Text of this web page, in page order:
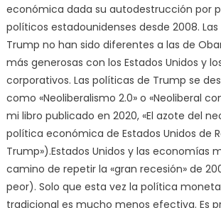
económica dada su autodestrucción por
políticos estadounidenses desde 2008.
Trump no han sido diferentes a las de
más generosas con los Estados Unidos y
corporativos. Las políticas de Trump se
como «Neoliberalismo 2.0» o «Neoliberal
mi libro publicado en 2020, «El azote del
política económica de Estados Unidos de
Trump»).Estados Unidos y las economías
camino de repetir la «gran recesión» de
peor). Solo que esta vez la política
tradicional es mucho menos efectiva. Es